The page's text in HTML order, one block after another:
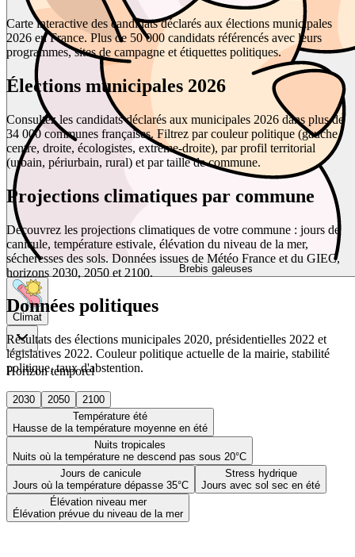
Brebis galeuses
Climat
Horizon temporel
2030 2050
2100
Température été
Hausse de la température moyenne en été
Nuits tropicales
Nuits où la température ne descend pas sous 20°C
Jours de canicule
Jours où la température dépasse 35°C
Stress hydrique
Jours avec sol sec en été
Élévation niveau mer
Élévation prévue du niveau de la mer
Carte interactive des candidats déclarés aux élections municipales
2026 en France. Plus de 50 000 candidats référencés avec leurs
programmes, sites de campagne et étiquettes politiques.
Élections municipales 2026
Consultez les candidats déclarés aux municipales 2026 dans plus de
34 000 communes françaises. Filtrez par couleur politique (gauche,
centre, droite, écologistes, extrême-droite), par profil territorial
(urbain, périurbain, rural) et par taille de commune.
Projections climatiques par commune
Découvrez les projections climatiques de votre commune : jours de
canicule, température estivale, élévation du niveau de la mer,
sécheresses des sols. Données issues de Météo France et du GIEC,
horizons 2030, 2050 et 2100.
Données politiques
Résultats des élections municipales 2020, présidentielles 2022 et
législatives 2022. Couleur politique actuelle de la mairie, stabilité
politique, taux d'abstention.